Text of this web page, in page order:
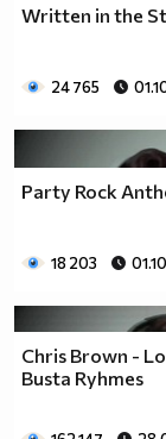
Written in the
24 765
Party Rock
18 203
Chris Brown -
Busta Ryhmes